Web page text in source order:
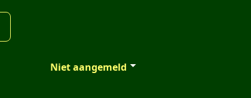
Niet aangemeld